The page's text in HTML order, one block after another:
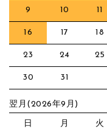
9 10 11
16 17 18
23 24 25
30 31
翌月(2026年9月)
日 月 火